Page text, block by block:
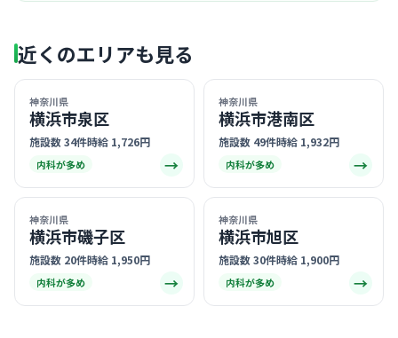
近くのエリアも見る
神奈川県
横浜市泉区
施設数 34件時給 1,726円
内科が多め →
神奈川県
横浜市港南区
施設数 49件時給 1,932円
内科が多め →
神奈川県
横浜市磯子区
施設数 20件時給 1,950円
内科が多め →
神奈川県
横浜市旭区
施設数 30件時給 1,900円
内科が多め →